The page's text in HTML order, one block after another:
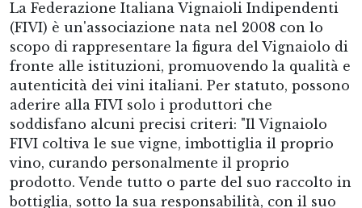
La Federazione Italiana Vignaioli Indipendenti
(FIVI) è un'associazione nata nel 2008 con lo
scopo di rappresentare la figura del Vignaiolo di
fronte alle istituzioni, promuovendo la qualità e
autenticità dei vini italiani. Per statuto, possono
aderire alla FIVI solo i produttori che
soddisfano alcuni precisi criteri: "Il Vignaiolo
FIVI coltiva le sue vigne, imbottiglia il proprio
vino, curando personalmente il proprio
prodotto. Vende tutto o parte del suo raccolto in
bottiglia, sotto la sua responsabilità, con il suo